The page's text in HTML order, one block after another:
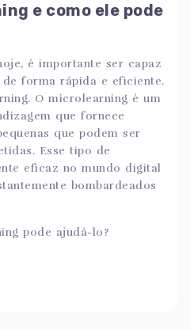
e como ele pode
é importante ser capaz
forma rápida e eficiente.
O microlearning é um
que fornece
que podem ser
Esse tipo de
eficaz no mundo digital
bombardeados
pode ajudá-lo?